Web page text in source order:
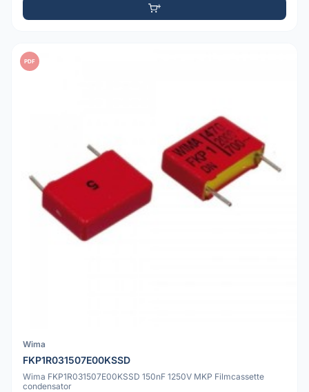
PDF
Wima
FKP1R031507E00KSSD
Wima FKP1R031507E00KSSD 150nF 1250V MKP Filmcassette
condensator